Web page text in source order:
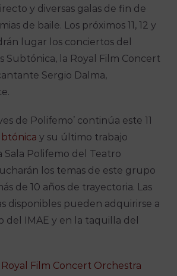
y diversas galas de fin de
de baile. Los próximos 11, 12 y
lugar los conciertos del
Subtónica, la Royal Film Concert
Sergio Dalma,
de Polifemo’ continúa este 11
y su último trabajo
Sala Polifemo del Teatro
los temas de este grupo
de 10 años de trayectoria. Las
disponibles pueden adquirirse a
del IMAE y en la taquilla del
Royal Film Concert Orchestra